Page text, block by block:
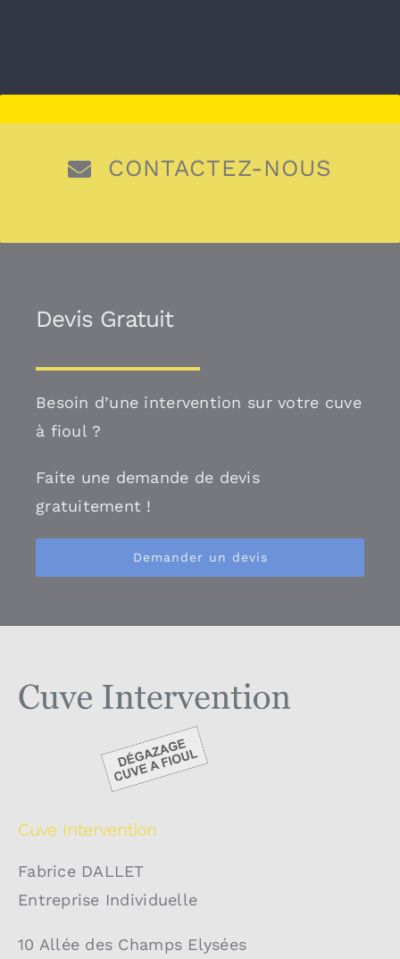
CONTACTEZ-NOUS
Devis Gratuit
Besoin d’une intervention sur votre cuve
à fioul ?
Faite une demande de devis
gratuitement !
Demander un devis
Cuve Intervention
Fabrice DALLET
Entreprise Individuelle
10 Allée des Champs Elysées